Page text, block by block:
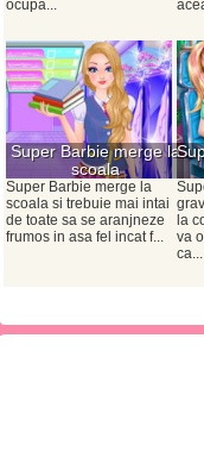
ocupa...
Super Barbie merge la
scoala
Super Barbie merge la
scoala si trebuie mai intai
de toate sa se aranjneze
frumos in asa fel incat f...
la
va
ca...